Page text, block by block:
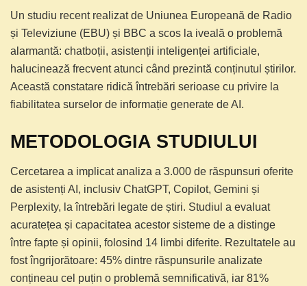
Un studiu recent realizat de Uniunea Europeană de Radio
și Televiziune (EBU) și BBC a scos la iveală o problemă
alarmantă: chatboții, asistenții inteligenței artificiale,
halucinează frecvent atunci când prezintă conținutul știrilor.
Această constatare ridică întrebări serioase cu privire la
fiabilitatea surselor de informație generate de AI.
METODOLOGIA STUDIULUI
Cercetarea a implicat analiza a 3.000 de răspunsuri oferite
de asistenți AI, inclusiv ChatGPT, Copilot, Gemini și
Perplexity, la întrebări legate de știri. Studiul a evaluat
acuratețea și capacitatea acestor sisteme de a distinge
între fapte și opinii, folosind 14 limbi diferite. Rezultatele au
fost îngrijorătoare: 45% dintre răspunsurile analizate
conțineau cel puțin o problemă semnificativă, iar 81%